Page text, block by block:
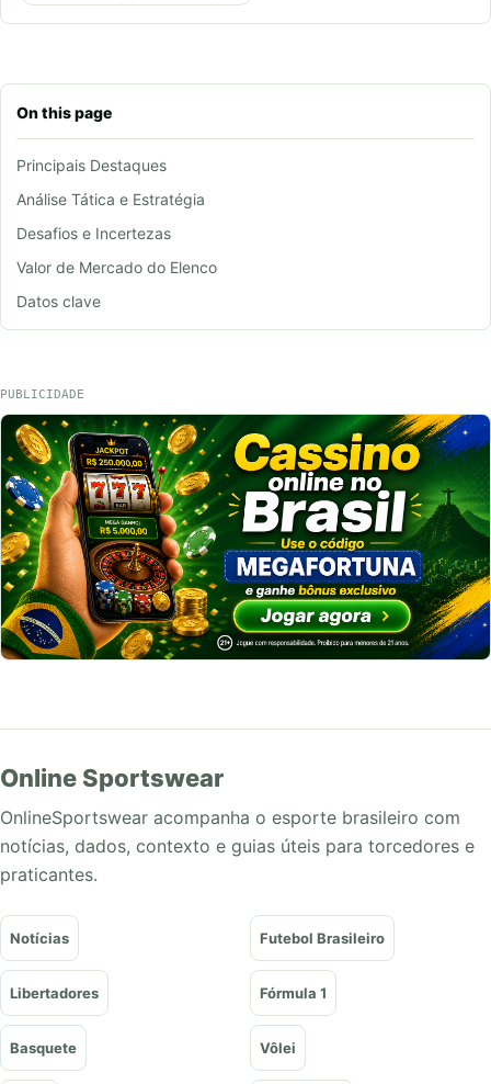
On this page
Principais Destaques
Análise Tática e Estratégia
Desafios e Incertezas
Valor de Mercado do Elenco
Datos clave
PUBLICIDADE
Online Sportswear
OnlineSportswear acompanha o esporte brasileiro com
notícias, dados, contexto e guias úteis para torcedores e
praticantes.
Notícias Futebol Brasileiro
Libertadores Fórmula 1
Basquete Vôlei